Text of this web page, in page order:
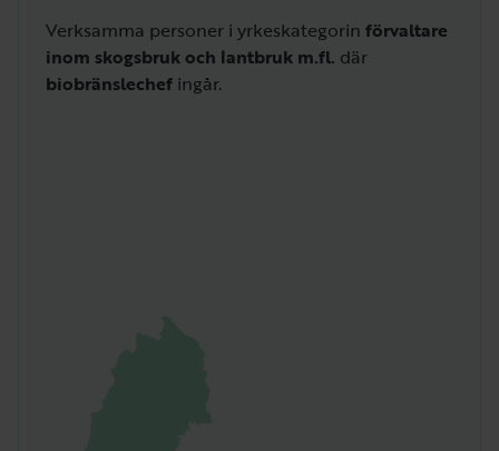
Verksamma personer i yrkeskategorin förvaltare
inom skogsbruk och lantbruk m.fl. där
biobränslechef ingår.